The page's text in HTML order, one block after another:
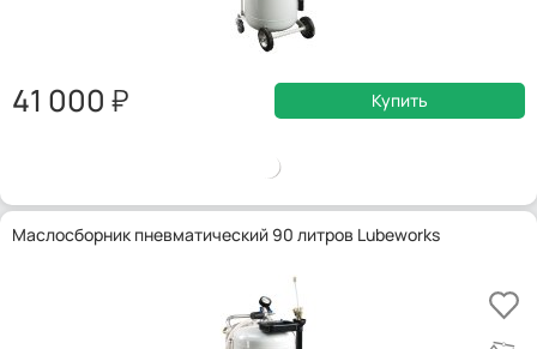
41 000 Купить
Маслосборник пневматический 90 литров Lubeworks